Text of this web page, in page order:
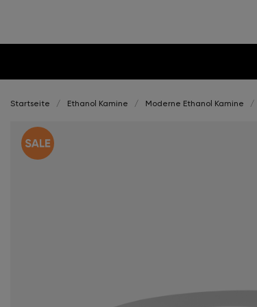
Startseite Ethanol Kamine Moderne Ethanol Kamine